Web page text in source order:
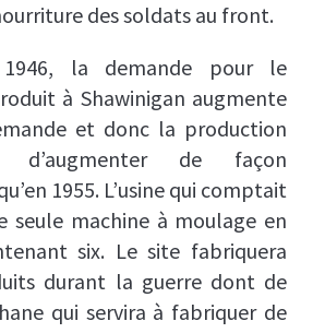
des soldats au front.
la demande pour le
à Shawinigan augmente
et donc la production
d’augmenter de façon
1955. L’usine qui comptait
seule machine à moulage en
six. Le site fabriquera
durant la guerre dont de
qui servira à fabriquer de